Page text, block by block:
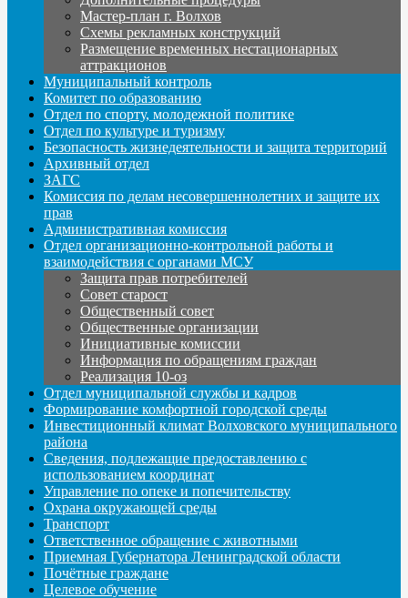
Мастер-план г. Волхов
Схемы рекламных конструкций
Размещение временных нестационарных
аттракционов
Муниципальный контроль
Комитет по образованию
Отдел по спорту, молодежной политике
Отдел по культуре и туризму
Безопасность жизнедеятельности и защита территорий
Архивный отдел
ЗАГС
Комиссия по делам несовершеннолетних и защите их
прав
Административная комиссия
Отдел организационно-контрольной работы и
взаимодействия с органами МСУ
Защита прав потребителей
Совет старост
Общественный совет
Общественные организации
Инициативные комиссии
Информация по обращениям граждан
Реализация 10-оз
Отдел муниципальной службы и кадров
Формирование комфортной городской среды
Инвестиционный климат Волховского муниципального
района
Сведения, подлежащие предоставлению с
использованием координат
Управление по опеке и попечительству
Охрана окружающей среды
Транспорт
Ответственное обращение с животными
Приемная Губернатора Ленинградской области
Почётные граждане
Целевое обучение